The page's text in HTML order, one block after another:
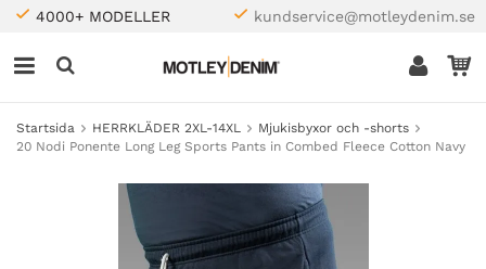
4000+ MODELLER kundservice@motleydenim.se
Startsida HERRKLÄDER 2XL-14XL
Mjukisbyxor och -shorts
20 Nodi Ponente Long Leg Sports Pants in Combed Fleece Cotton Navy